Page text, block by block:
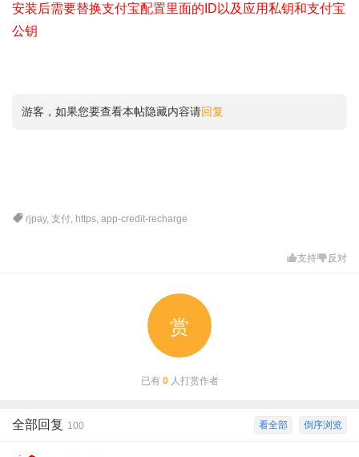
安装后需要替换支付宝配置里面的ID以及应用私钥和支付宝
公钥
游客，如果您要查看本帖隐藏内容请回复
rjpay,支付 https ,app-credit-recharge
支持 反对
赏
已有 0人打赏作者
倒序浏览
看全部
全部回复 100